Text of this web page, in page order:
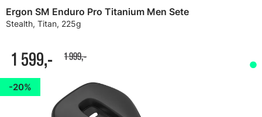
Ergon SM Enduro Pro Titanium Men Sete
Stealth, Titan, 225g
1 599,- 1 999,-
20%